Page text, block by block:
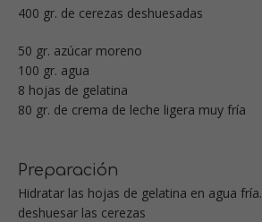
400 gr. de cerezas deshuesadas
50 gr. azúcar moreno
100 gr. agua
8 hojas de gelatina
80 gr. de crema de leche ligera muy fría
Preparación
Hidratar las hojas de gelatina en agua fría.
deshuesar las cerezas